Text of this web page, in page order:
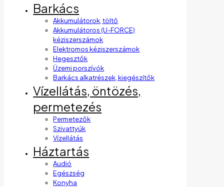
Barkács
Akkumulátorok, töltő
Akkumulátoros (U-FORCE)
kéziszerszámok
Elektromos kéziszerszámok
Hegesztők
Üzemi porszívók
Barkács alkatrészek, kiegészítők
Vízellátás, öntözés,
permetezés
Permetezők
Szivattyúk
Vízellátás
Háztartás
Audió
Egészség
Konyha